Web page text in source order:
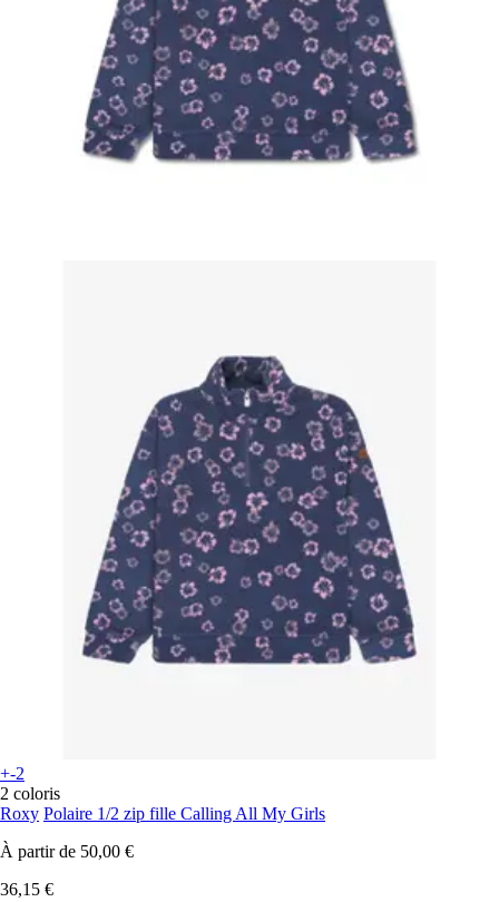
+-2
2 coloris
Roxy Polaire 1/2 zip fille Calling All My Girls
À partir de 50,00 €
36,15 €